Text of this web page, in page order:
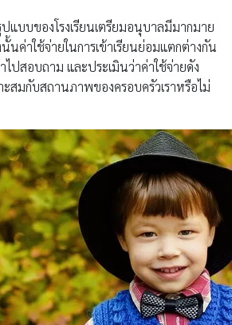
แบบของโรงเรียนเตรียมอนุบาลมีมากมาย
ค่าใช้จ่ายในการเข้าเรียนย่อมแตกต่างกัน
ปสอบถาม และประเมินว่าค่าใช้จ่ายดัง
ะสมกับสถานภาพของครอบครัวเราหรือไม่